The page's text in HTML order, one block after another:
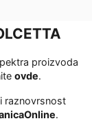
proizvoda
ovde․
raznovrsnost
․